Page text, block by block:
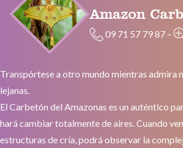
Amazon
09 71 57 79 87 –
Transpórtese a otro mundo mientras admira
lejanas.
El Carbetón del Amazonas es un auténtico
hará cambiar totalmente de aires. Cuando
estructuras de cría, podrá observar la